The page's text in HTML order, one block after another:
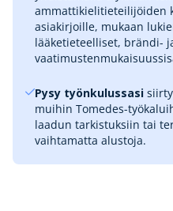
ammattikielitieteilijöiden
asiakirjoille, mukaan
lääketieteelliset, brändi-
Pysy työnkulussasi
muihin Tomedes-
laadun tarkistuksiin tai
vaihtamatta alustoja.